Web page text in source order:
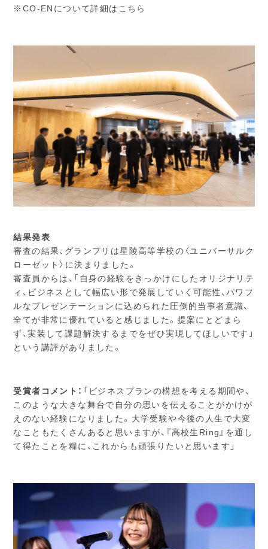
※CO-ENについて詳細は こちら
結果発表
審査の結果、グランプリは星陵高等学校の〈ユニバーサルク
ローゼット〉に決まりました。
審査員からは、「自身の経験をきっかけにしたオリジナリテ
ィ、ビジネスとして幅広い形で発展していく可能性、パワフ
ルなプレゼンテーションに込められた圧倒的当事者意識、
全てが非常に優れていると感じました。提案にとどまら
ず、実装して課題解決するまでをぜひ実現してほしいです」
という講評がありました。
受賞者コメント： 「ビジネスプランの構想を考える期間や、
このような大きな舞台で自分の思いを伝えることがかけが
えのない経験になりました。大学受験や今後の人生で大変
なこともたくさんあると思いますが、『高校生Ring』を通し
て得たことを糧に、これからも頑張りたいと思います」